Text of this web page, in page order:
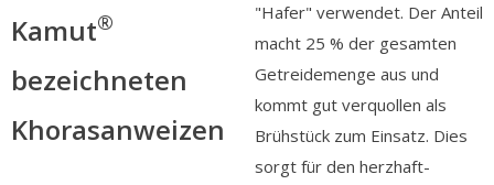
Kamut®
bezeichneten
Khorasanweizen
"Hafer" verwendet. Der Anteil
macht 25 % der gesamten
Getreidemenge aus und
kommt gut verquollen als
Brühstück zum Einsatz. Dies
sorgt für den herzhaft-